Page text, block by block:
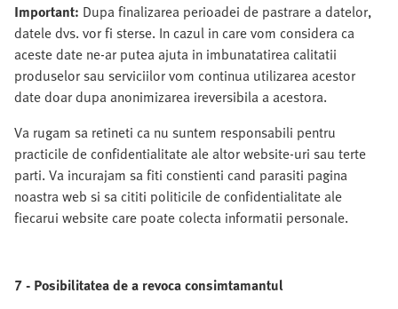
Important: Dupa finalizarea perioadei de pastrare a datelor,
datele dvs. vor fi sterse. In cazul in care vom considera ca
aceste date ne-ar putea ajuta in imbunatatirea calitatii
produselor sau serviciilor vom continua utilizarea acestor
date doar dupa anonimizarea ireversibila a acestora.
Va rugam sa retineti ca nu suntem responsabili pentru
practicile de confidentialitate ale altor website-uri sau terte
parti. Va incurajam sa fiti constienti cand parasiti pagina
noastra web si sa cititi politicile de confidentialitate ale
fiecarui website care poate colecta informatii personale.
7 - Posibilitatea de a revoca consimtamantul